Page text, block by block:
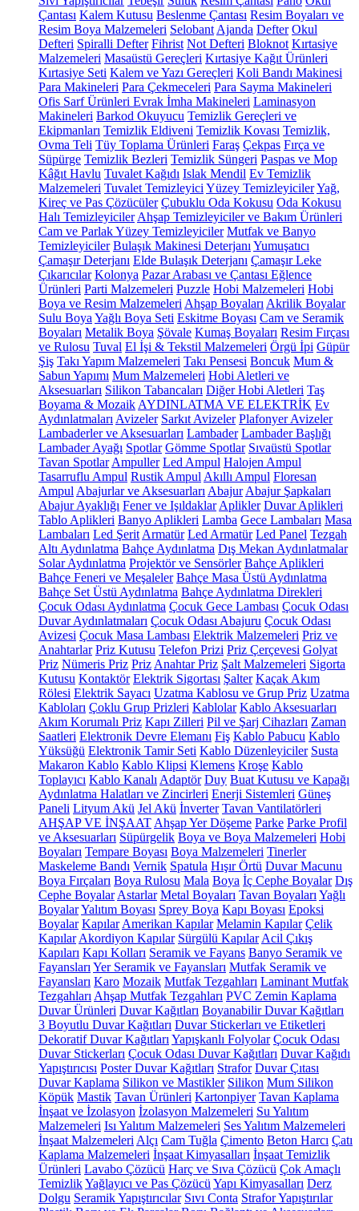
Çantası Kalem Kutusu Beslenme Çantası Resim Boyaları ve
Resim Boya Malzemeleri Selobant Ajanda Defter Okul
Defteri Spiralli Defter Fihrist Not Defteri Bloknot Kırtasiye
Malzemeleri Masaüstü Gereçleri Kırtasiye Kağıt Ürünleri
Kırtasiye Seti Kalem ve Yazı Gereçleri Koli Bandı Makinesi
Para Makineleri Para Çekmeceleri Para Sayma Makineleri
Ofis Sarf Ürünleri Evrak İmha Makineleri Laminasyon
Makineleri Barkod Okuyucu Temizlik Gereçleri ve
Ekipmanları Temizlik Eldiveni Temizlik Kovası Temizlik,
Ovma Teli Tüy Toplama Ürünleri Faraş Çekpas Fırça ve
Süpürge Temizlik Bezleri Temizlik Süngeri Paspas ve Mop
Kâğıt Havlu Tuvalet Kağıdı Islak Mendil Ev Temizlik
Malzemeleri Tuvalet Temizleyici Yüzey TemizleyicilerYağ,
Kireç ve Pas Çözücüler Çubuklu Oda Kokusu Oda Kokusu
Halı Temizleyiciler Ahşap Temizleyiciler ve Bakım Ürünleri
Cam ve Parlak Yüzey Temizleyiciler Mutfak ve Banyo
Temizleyiciler Bulaşık Makinesi Deterjanı Yumuşatıcı
Çamaşır Deterjanı Elde Bulaşık Deterjanı Çamaşır Leke
Çıkarıcılar Kolonya Pazar Arabası ve Çantası Eğlence
Ürünleri Parti Malzemeleri Puzzle Hobi Malzemeleri Hobi
Boya ve Resim Malzemeleri Ahşap Boyaları Akrilik Boyalar
Sulu Boya Yağlı Boya Seti Eskitme Boyası Cam ve Seramik
Boyaları Metalik Boya Şövale Kumaş Boyaları Resim Fırçası
ve Rulosu Tuval El İşi & Tekstil Malzemeleri Örgü İpi Güpür
Şiş Takı Yapım Malzemeleri Takı Pensesi Boncuk Mum &
Sabun Yapımı Mum Malzemeleri Hobi Aletleri ve
Aksesuarları Silikon Tabancaları Diğer Hobi Aletleri Taş
Boyama & Mozaik AYDINLATMA VE ELEKTRİK Ev
Aydınlatmaları Avizeler Sarkıt Avizeler Plafonyer Avizeler
Lambaderler ve Aksesuarları Lambader Lambader Başlığı
Lambader Ayağı Spotlar Gömme Spotlar Sıvaüstü Spotlar
Tavan Spotlar Ampuller Led Ampul Halojen Ampul
Tasarruflu Ampul Rustik Ampul Akıllı Ampul Floresan
Ampul Abajurlar ve Aksesuarları Abajur Abajur Şapkaları
Abajur Ayaklığı Fener ve Işıldaklar Aplikler Duvar Aplikleri
Tablo Aplikleri Banyo Aplikleri Lamba Gece Lambaları Masa
Lambaları Led Şerit Armatür Led Armatür Led Panel Tezgah
Altı Aydınlatma Bahçe Aydınlatma Dış Mekan Aydınlatmalar
Solar Aydınlatma Projektör ve Sensörler Bahçe Aplikleri
Bahçe Feneri ve Meşaleler Bahçe Masa Üstü Aydınlatma
Bahçe Set Üstü Aydınlatma Bahçe Aydınlatma Direkleri
Çocuk Odası Aydınlatma Çocuk Gece Lambası Çocuk Odası
Duvar Aydınlatmaları Çocuk Odası Abajuru Çocuk Odası
Avizesi Çocuk Masa Lambası Elektrik Malzemeleri Priz ve
Anahtarlar Priz Kutusu Telefon Prizi Priz Çerçevesi Golyat
Priz Nümeris Priz Priz Anahtar Priz Şalt Malzemeleri Sigorta
Kutusu Kontaktör Elektrik Sigortası Şalter Kaçak Akım
Rölesi Elektrik Sayacı Uzatma Kablosu ve Grup Priz Uzatma
Kabloları Çoklu Grup Prizleri Kablolar Kablo Aksesuarları
Akım Korumalı Priz Kapı Zilleri Pil ve Şarj Cihazları Zaman
Saatleri Elektronik Devre Elemanı Fiş Kablo Pabucu Kablo
Yüksüğü Elektronik Tamir Seti Kablo Düzenleyiciler Susta
Makaron Kablo Kablo Klipsi Klemens Kroşe Kablo
Toplayıcı Kablo Kanalı Adaptör Duy Buat Kutusu ve Kapağı
Aydınlatma Halatları ve Zincirleri Enerji Sistemleri Güneş
Paneli Lityum Akü Jel Akü İnverter Tavan Vantilatörleri
AHŞAP VE İNŞAAT Ahşap Yer Döşeme Parke Parke Profil
ve Aksesuarları Süpürgelik Boya ve Boya Malzemeleri Hobi
Boyaları Tempare Boyası Boya Malzemeleri Tinerler
Maskeleme Bandı Vernik Spatula Hışır Örtü Duvar Macunu
Boya Fırçaları Boya Rulosu Mala Boya İç Cephe Boyalar Dış
Cephe Boyalar Astarlar Metal Boyaları Tavan Boyaları Yağlı
BoyalarYalıtım Boyası Sprey Boya Kapı Boyası Epoksi
Boyalar Kapılar Amerikan Kapılar Melamin Kapılar Çelik
Kapılar Akordiyon Kapılar Sürgülü Kapılar Acil Çıkış
Kapıları Kapı Kolları Seramik ve Fayans Banyo Seramik ve
Fayansları Yer Seramik ve Fayansları Mutfak Seramik ve
Fayansları Karo Mozaik Mutfak Tezgahları Laminant Mutfak
Tezgahları Ahşap Mutfak Tezgahları PVC Zemin Kaplama
Duvar Ürünleri Duvar Kağıtları Boyanabilir Duvar Kağıtları
3 Boyutlu Duvar Kağıtları Duvar Stickerları ve Etiketleri
Dekoratif Duvar Kağıtları Yapışkanlı Folyolar Çocuk Odası
Duvar Stickerları Çocuk Odası Duvar Kağıtları Duvar Kağıdı
Yapıştırıcısı Poster Duvar Kağıtları Strafor Duvar Çıtası
Duvar Kaplama Silikon ve Mastikler Silikon Mum Silikon
Köpük Mastik Tavan Ürünleri Kartonpiyer Tavan Kaplama
İnşaat ve İzolasyon İzolasyon Malzemeleri Su Yalıtım
Malzemeleri Isı Yalıtım Malzemeleri Ses Yalıtım Malzemeleri
İnşaat Malzemeleri Alçı Cam Tuğla Çimento Beton Harcı Çatı
Kaplama Malzemeleri İnşaat Kimyasalları İnşaat Temizlik
Ürünleri Lavabo Çözücü Harç ve Sıva Çözücü Çok Amaçlı
TemizlikYağlayıcı ve Pas Çözücü Yapı Kimyasalları Derz
Dolgu Seramik Yapıştırıcılar Sıvı Conta Strafor Yapıştırılar